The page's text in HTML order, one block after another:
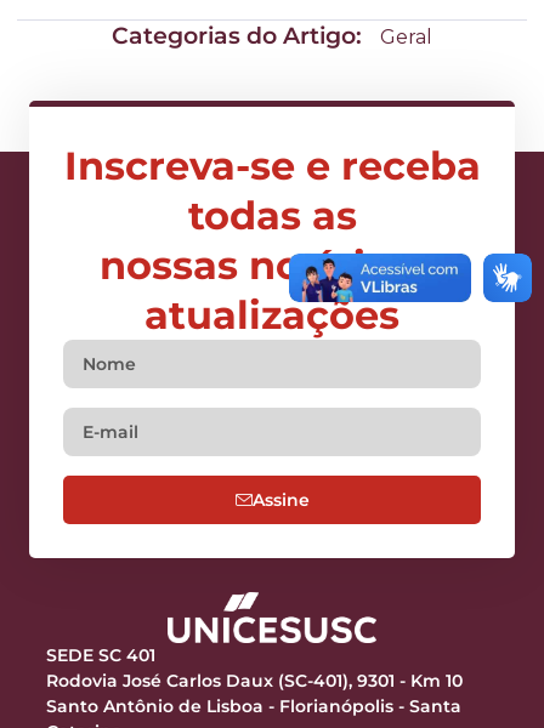
Categorias do Artigo: Geral
Inscreva-se e receba
todas as
nossas notícias e
atualizações
Assine
SEDE SC 401
Rodovia José Carlos Daux (SC-401), 9301 - Km 10
Santo Antônio de Lisboa - Florianópolis - Santa